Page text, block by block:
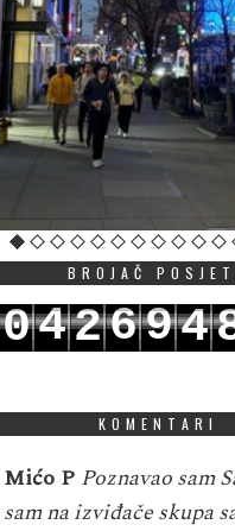
BROJAČ
042694
KOMENTARI
Mićo P Poznavao sam
sam na izviđače skupa